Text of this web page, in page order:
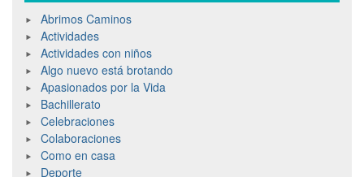
Abrimos Caminos
Actividades
Actividades con niños
Algo nuevo está brotando
Apasionados por la Vida
Bachillerato
Celebraciones
Colaboraciones
Como en casa
Deporte